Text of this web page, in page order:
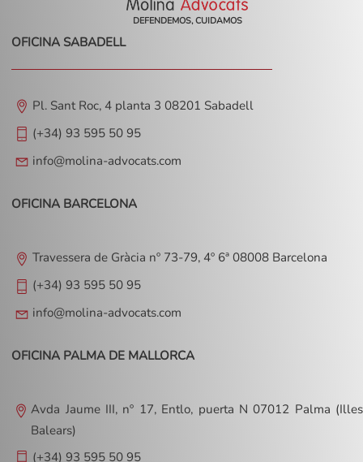
DEFENDEMOS, CUIDAMOS
OFICINA SABADELL
Pl. Sant Roc, 4 planta 3 08201 Sabadell
(+34) 93 595 50 95
info@molina-advocats.com
OFICINA BARCELONA
Travessera de Gràcia nº 73-79, 4º 6ª 08008 Barcelona
(+34) 93 595 50 95
info@molina-advocats.com
OFICINA PALMA DE MALLORCA
Avda Jaume III, nº 17, Entlo, puerta N 07012 Palma (Illes
Balears)
(+34) 93 595 50 95